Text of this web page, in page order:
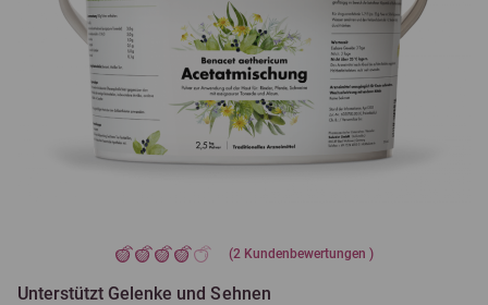
(2 Kundenbewertungen )
Unterstützt Gelenke und Sehnen